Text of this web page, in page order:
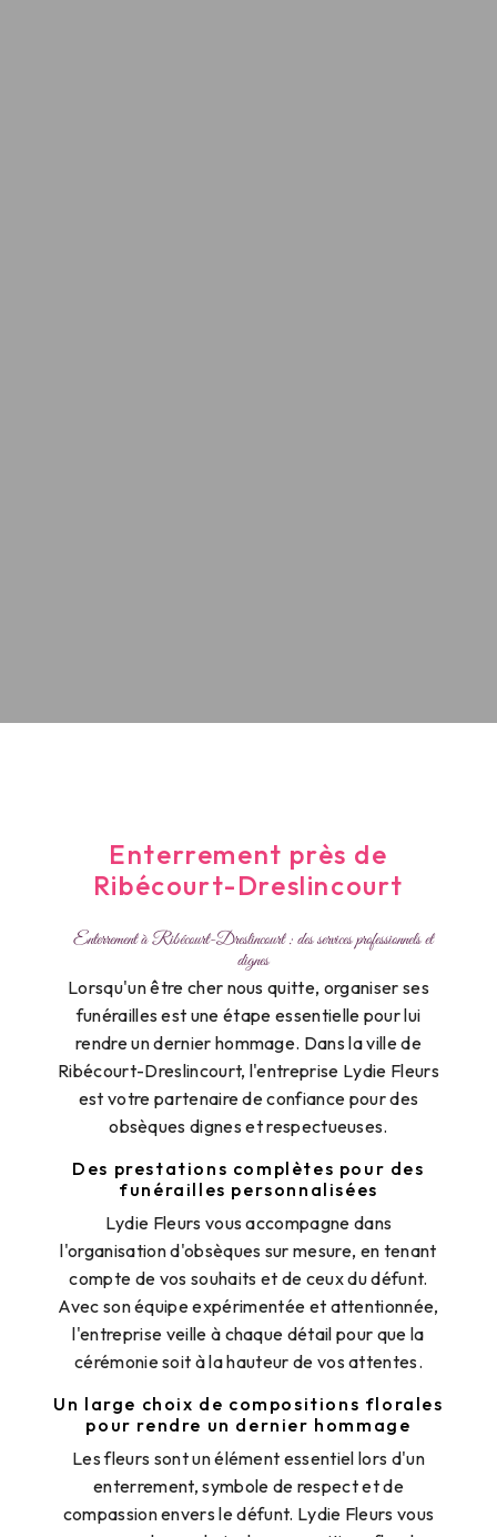
Enterrement près de
Ribécourt-Dreslincourt
Enterrement à Ribécourt-Dreslincourt : des services professionnels et
dignes
Lorsqu'un être cher nous quitte, organiser ses
funérailles est une étape essentielle pour lui
rendre un dernier hommage. Dans la ville de
Ribécourt-Dreslincourt, l'entreprise Lydie Fleurs
est votre partenaire de confiance pour des
obsèques dignes et respectueuses.
Des prestations complètes pour des
funérailles personnalisées
Lydie Fleurs vous accompagne dans
l'organisation d'obsèques sur mesure, en tenant
compte de vos souhaits et de ceux du défunt.
Avec son équipe expérimentée et attentionnée,
l'entreprise veille à chaque détail pour que la
cérémonie soit à la hauteur de vos attentes.
Un large choix de compositions florales
pour rendre un dernier hommage
Les fleurs sont un élément essentiel lors d'un
enterrement, symbole de respect et de
compassion envers le défunt. Lydie Fleurs vous